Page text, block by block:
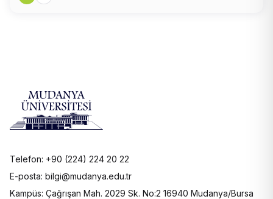
Telefon: +90 (224) 224 20 22
E-posta: bilgi@mudanya.edu.tr
Kampüs: Çağrışan Mah. 2029 Sk. No:2 16940 Mudanya/Bursa